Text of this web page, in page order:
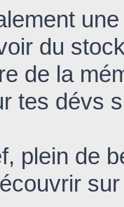
du
de la
tes dévs
plein de